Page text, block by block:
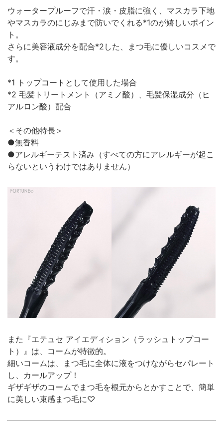
ウォータープルーフで汗・涙・皮脂に強く、マスカラ下地
やマスカラのにじみまで防いでくれる*1のが嬉しいポイン
ト。
さらに美容液成分を配合*2した、まつ毛に優しいコスメで
す。
*1 トップコートとして使用した場合
*2 毛髪トリートメント（アミノ酸）、毛髪保湿成分（ヒ
アルロン酸）配合
＜その他特長＞
●無香料
●アレルギーテスト済み（すべての方にアレルギーが起こ
らないというわけではありません）
また『エテュセ アイエディション（ラッシュトップコー
ト）』は、コームが特徴的。
細いコームは、まつ毛に全体に液をつけながらセパレート
し、カールアップ！
ギザギザのコームでまつ毛を根元からとかすことで、簡単
に美しい束感まつ毛に♡